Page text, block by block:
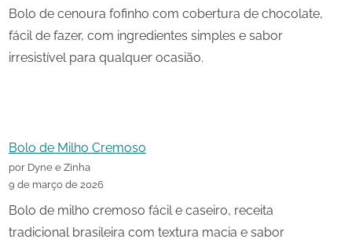
Bolo de cenoura fofinho com cobertura de chocolate,
fácil de fazer, com ingredientes simples e sabor
irresistível para qualquer ocasião.
Bolo de Milho Cremoso
por Dyne e Zinha
9 de março de 2026
Bolo de milho cremoso fácil e caseiro, receita
tradicional brasileira com textura macia e sabor